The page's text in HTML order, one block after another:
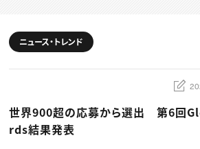
スキルアップしたい！ トップ
デザイン
動画配信・映像制作
ディレクション
業界解説・キャリア事情
お役立ち基礎知識
TOP Creator’s コラム
ゲームクリエイター
映像クリエイター
マーケッター
ニュース・トレンド
ニュース・トレンド
世界900超の応募から選出 第6回
rds結果発表